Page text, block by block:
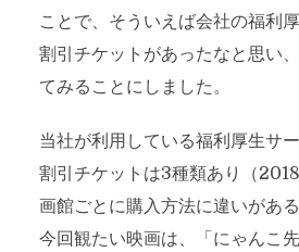
ことで、そういえば会社の福利
割引チケットがあったなと思い
てみることにしました。
当社が利用している福利厚生サ
割引チケットは3種類あり（
画館ごとに購入方法に違いがある
今回観たい映画は、「にゃんこ